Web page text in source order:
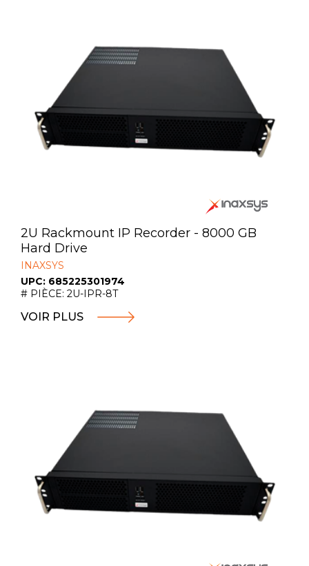
2U Rackmount IP Recorder - 8000 GB
Hard Drive
INAXSYS
UPC: 685225301974
# PIÈCE: 2U-IPR-8T
VOIR PLUS